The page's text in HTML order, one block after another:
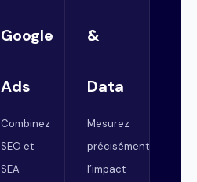
Google
Ads
Combinez
SEO et
SEA
&
Data
Mesurez
précisément
l’impact